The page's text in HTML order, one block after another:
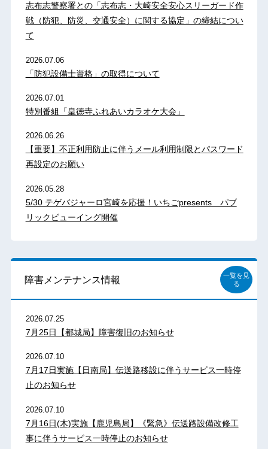
志布志警察署との「志布志・大崎安全安心スリーガード作
戦（防犯、防災、交通安全）に関する協定」の締結につい
て
2026.07.06
「防犯設備士資格」の取得について
2026.07.01
特別番組「皇徳寺ふれあいカラオケ大会」
2026.06.26
【重要】不正利用防止に伴うメール利用制限とパスワード
再設定のお願い
2026.05.28
5/30 テゲバジャーロ宮崎を応援！いちごpresents パブ
リックビューイング開催
障害メンテナンス情報
一覧を見
る
2026.07.25
7月25日【都城局】障害復旧のお知らせ
2026.07.10
7月17日実施【日南局】伝送路移設に伴うサービス一時停
止のお知らせ
2026.07.10
7月16日(木)実施【鹿児島局】《緊急》伝送路設備改修工
事に伴うサービス一時停止のお知らせ